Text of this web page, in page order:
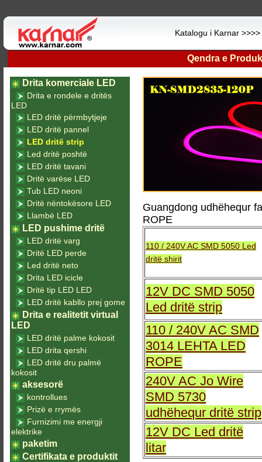
Katalogu i Karnar >>>>
Qendra e
Guangdong udhëhequr
ROPE
110 / 240V AC SMD 5050 Led
dritë shirit
12V DC SMD 5050
Led dritë strip
110 / 240V AC SMD
3014 LEHTA LED
ROPE
240V AC Jo Wire
SMD 5730
udhëhequr dritë strip
12V DC Led dritë
litar
Drita komerciale LED
Drita e rondele e dritës
LED
LED dritë përmbytjeje
LED dritë pannel
LED dritë strip
Led dritë poshtë
LED dritë tavani
Dritë varëse LED
Tub LED neoni
Dritë nëntokësore LED
Llambë LED
LED pushime dritë
LED dritë varg
Dritë LED perde
Led dritë neto
Drita LED icicle
Dritë tip LED LED
LED dritë kabllo prej gome
Drita e realitetit virtual
LED
LED dritë palme kokosit
LED drita qershi
LED dritë dru palmë
kokosit
aksesorë
kontrollues
Prizë e rrymës
Furnizimi me energji
elektrike
paketim
Certifikata e produktit